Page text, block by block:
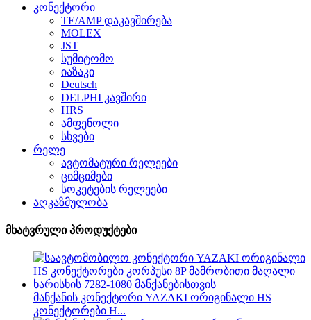
კონექტორი
TE/AMP დაკავშირება
MOLEX
JST
სუმიტომო
იაზაკი
Deutsch
DELPHI კავშირი
HRS
ამფენოლი
სხვები
რელე
ავტომატური რელეები
ციმციმები
სოკეტების რელეები
აღკაზმულობა
მხატვრული პროდუქტები
მანქანის კონექტორი YAZAKI ორიგინალი HS
კონექტორები H...